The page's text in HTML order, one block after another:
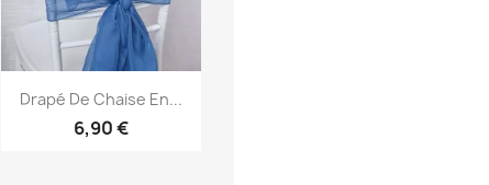
Aperçu rapide
Drapé De Chaise En...
6,90 €